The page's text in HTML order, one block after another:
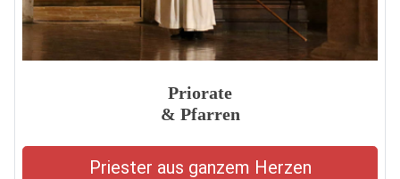
Priorate
& Pfarren
Priester aus ganzem Herzen